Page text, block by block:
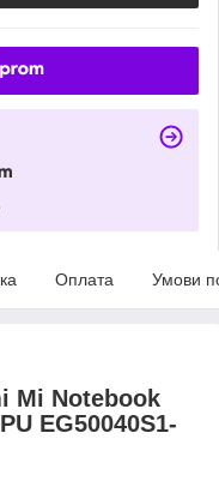
Оплата Умови
Mi Notebook
EG50040S1-